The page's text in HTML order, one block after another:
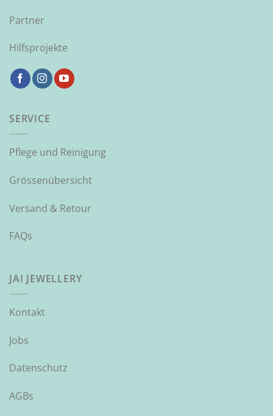
Partner
Hilfsprojekte
SERVICE
Pflege und Reinigung
Grössenübersicht
Versand & Retour
FAQs
JAI JEWELLERY
Kontakt
Jobs
Datenschutz
AGBs